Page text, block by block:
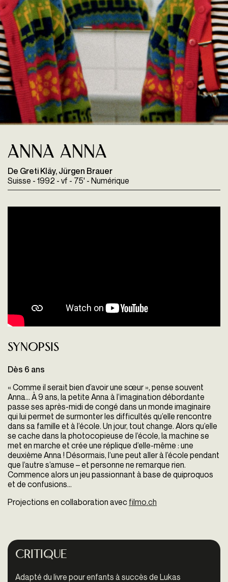
Anna annA
De Greti Kläy, Jürgen Brauer
Suisse - 1992 - vf - 75' - Numérique
Synopsis
Dès 6 ans
« Comme il serait bien d’avoir une sœur », pense souvent
Anna... À 9 ans, la petite Anna à l’imagination débordante
passe ses après-midi de congé dans un monde imaginaire
qui lui permet de surmonter les difficultés qu’elle rencontre
dans sa famille et à l’école. Un jour, tout change. Alors qu’elle
se cache dans la photocopieuse de l’école, la machine se
met en marche et crée une réplique d’elle-même : une
deuxième Anna ! Désormais, l’une peut aller à l’école pendant
que l’autre s’amuse – et personne ne remarque rien.
Commence alors un jeu passionnant à base de quiproquos
et de confusions...
Projections en collaboration avec filmo.ch
Critique
Adapté du livre pour enfants à succès de Lukas